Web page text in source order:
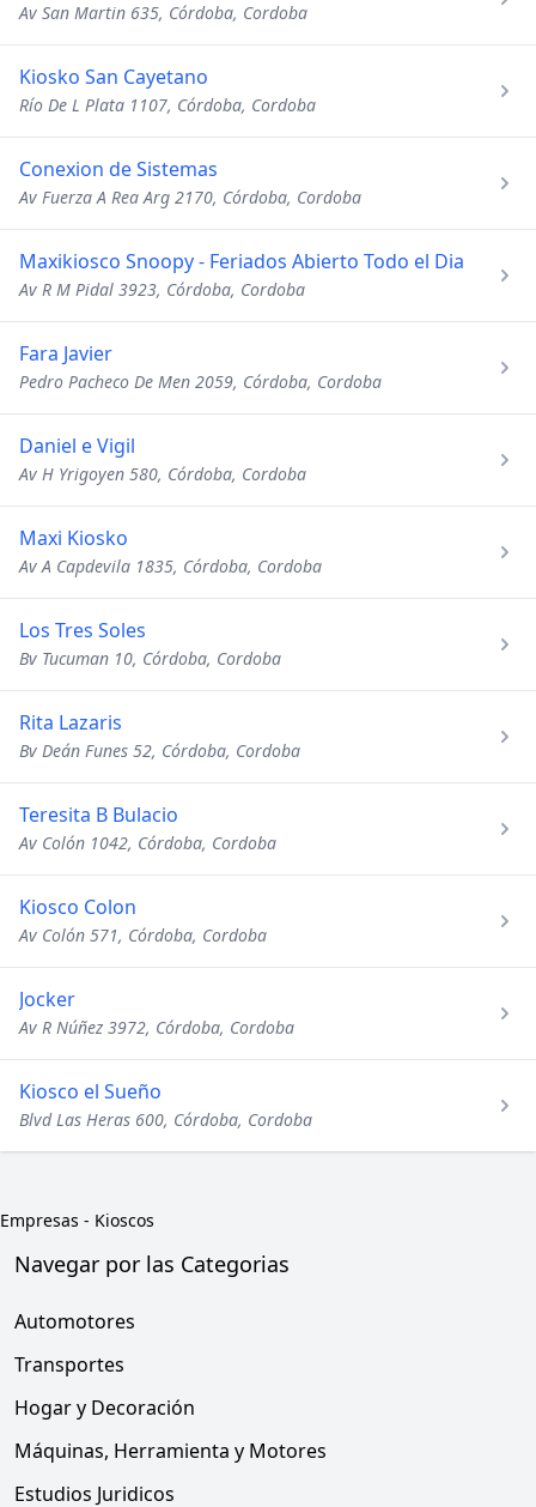
Av San Martin 635, Córdoba, Cordoba
Kiosko San Cayetano
Río De L Plata 1107, Córdoba, Cordoba
Conexion de Sistemas
Av Fuerza A Rea Arg 2170, Córdoba, Cordoba
Maxikiosco Snoopy - Feriados Abierto Todo el Dia
Av R M Pidal 3923, Córdoba, Cordoba
Fara Javier
Pedro Pacheco De Men 2059, Córdoba, Cordoba
Daniel e Vigil
Av H Yrigoyen 580, Córdoba, Cordoba
Maxi Kiosko
Av A Capdevila 1835, Córdoba, Cordoba
Los Tres Soles
Bv Tucuman 10, Córdoba, Cordoba
Rita Lazaris
Bv Deán Funes 52, Córdoba, Cordoba
Teresita B Bulacio
Av Colón 1042, Córdoba, Cordoba
Kiosco Colon
Av Colón 571, Córdoba, Cordoba
Jocker
Av R Núñez 3972, Córdoba, Cordoba
Kiosco el Sueño
Blvd Las Heras 600, Córdoba, Cordoba
Empresas - Kioscos
Navegar por las Categorias
Automotores
Transportes
Hogar y Decoración
Máquinas, Herramienta y Motores
Estudios Juridicos